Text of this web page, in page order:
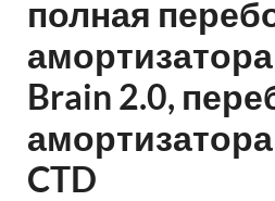
полная
амортизатора
Brain 2.0,
CTD